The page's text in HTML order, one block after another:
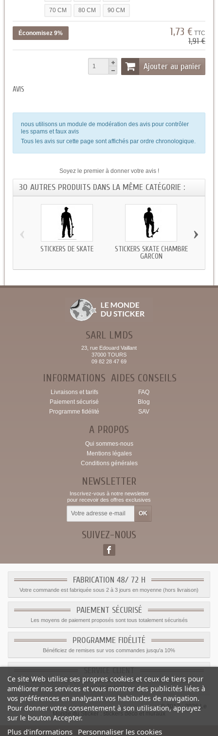
70 CM 80 CM 90 CM
Économisez 9% 1,73 € TTC
1,91 €
Ajouter au panier
AVIS
nous utilisons un module de modération des avis pour contrôler
les spams et faux avis
Tous les avis sur cette page sont affichés par ordre chronologique.
Soyez le premier à donner votre avis !
30 AUTRES PRODUITS DANS LA MÊME CATÉGORIE :
STICKERS DE SKATE
STICKERS SKATE CHAMBRE
GARCON
‹ ›
SARL LMDS
23, rue Edouard Vaillant
37000 TOURS
09 82 28 47 69
INFORMATIONS
Livraisons et tarifs
Paiement sécurisé
Programme fidélité
AIDES CONSEILS
FAQ
Blog
SAV
A PROPOS
Qui sommes-nous
Mentions légales
Conditions générales
NEWSLETTER
Inscrivez-vous à notre newsletter
pour recevoir des offres exclusives
SUIVEZ-NOUS
FABRICATION 48/ 72 H
Votre commande est fabriquée sous 2 à 3 jours en moyenne (hors livraison)
PAIEMENT SÉCURISÉ
Les moyens de paiement proposés sont tous totalement sécurisés
PROGRAMME FIDÉLITÉ
Bénéficiez de remises sur vos commandes jusqu'a 10%
Le service client est a votre disposition du lundi au vendredi de 8h à 17h
09.82.28.47.69.
© 2012 - 2026 Le
Monde du Sticker :
stickers déco et muraux
Ce site Web utilise ses propres cookies et ceux de tiers pour
améliorer nos services et vous montrer des publicités liées à
vos préférences en analysant vos habitudes de navigation.
Pour donner votre consentement à son utilisation, appuyez
sur le bouton Accepter.
Plus d'informations Personnaliser les cookies